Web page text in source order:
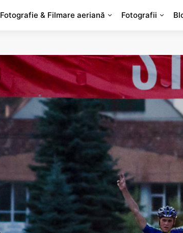
Fotografie & Filmare aeriană Fotografii